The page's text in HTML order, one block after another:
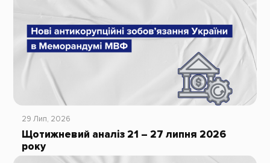
29 Лип, 2026
Щотижневий аналіз 21 – 27 липня 2026
року